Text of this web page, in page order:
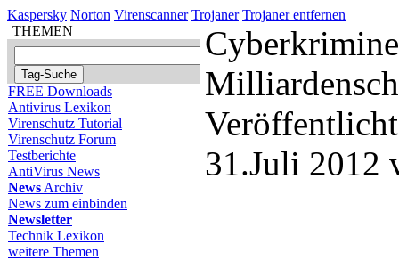
Kaspersky Norton Virenscanner Trojaner Trojaner entfernen
THEMEN
FREE Downloads
Antivirus Lexikon
Virenschutz Tutorial
Virenschutz Forum
Testberichte
AntiVirus News
News Archiv
News zum einbinden
Newsletter
Technik Lexikon
weitere Themen
31.Juli 2012